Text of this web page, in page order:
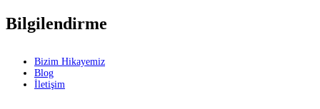
Bilgilendirme
Bizim Hikayemiz
Blog
İletişim